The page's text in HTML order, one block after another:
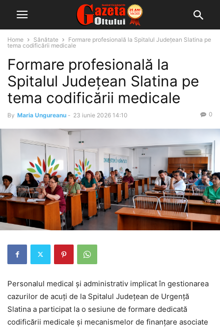
Home Sănătate
Formare profesională la Spitalul Județean Slatina pe
tema codificării medicale
Formare profesională la
Spitalul Județean Slatina pe
tema codificării medicale
By Maria Ungureanu - 23 iunie 2026 14:10 0
Personalul medical și administrativ implicat în gestionarea
cazurilor de acuți de la Spitalul Județean de Urgență
Slatina a participat la o sesiune de formare dedicată
codificării medicale și mecanismelor de finanțare asociate